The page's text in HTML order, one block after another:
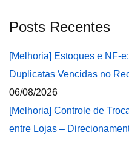
Posts Recentes
[Melhoria] Estoques e NF-
Duplicatas Vencidas no
06/08/2026
[Melhoria] Controle de
entre Lojas –